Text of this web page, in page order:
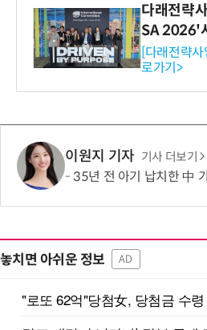
다래전략
SA 2026'
와의 비즈
-바이오 해
보
[다래전략
로가기>
이원지 기자 기사 더보기
35년 전 아기 납치한 中 가정부…법원 “인신매매
놓치면 아쉬운 정보 AD